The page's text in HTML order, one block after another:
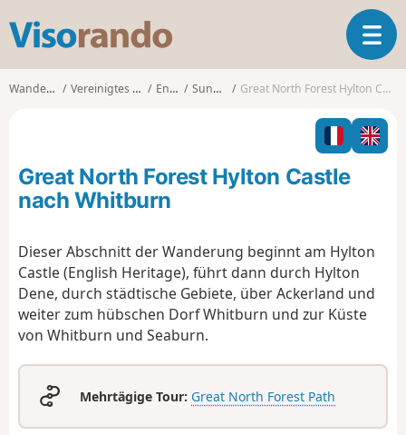
s
o
T
o
g
l
e
n
a
i
Wanderungen Vereinigtes Königreich England Sunderland Great North Forest Hylton Castle nach Whitburn
Great North Forest Hylton Castle
nach Whitburn
Dieser Abschnitt der Wanderung beginnt am Hylton
Castle (English Heritage), führt dann durch Hylton
Dene, durch städtische Gebiete, über Ackerland und
weiter zum hübschen Dorf Whitburn und zur Küste
von Whitburn und Seaburn.
Mehrtägige Tour: Great North Forest Path